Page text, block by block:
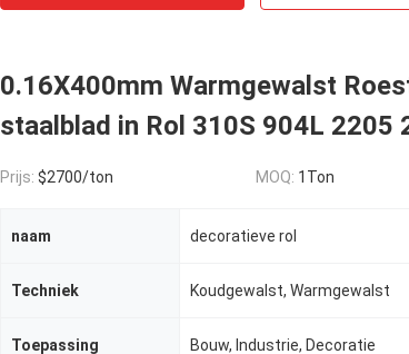
0.16X400mm Warmgewalst
staalblad in Rol 310S 904L 2205
Prijs: $2700/ton MOQ: 1Ton
naam decoratieve rol
Techniek Koudgewalst, Warmgewalst
Toepassing Bouw, Industrie, Decoratie